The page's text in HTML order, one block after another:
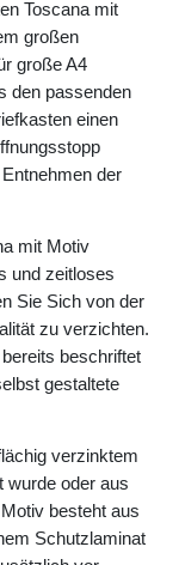
Toscana mit
großen
große A4
den passenden
einen
der
mit Motiv
und zeitloses
Sie Sich von der
zu verzichten.
beschriftet
gestaltete
verzinktem
wurde oder aus
besteht aus
Schutzlaminat